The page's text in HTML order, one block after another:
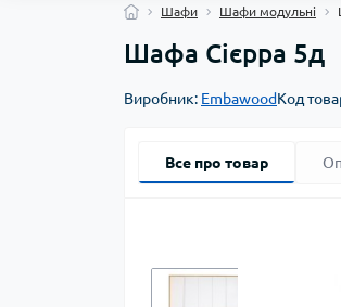
Шафи Шафи модульні
Шафа Сієрра 5д
Виробник: EmbawoodКод
Все про товар